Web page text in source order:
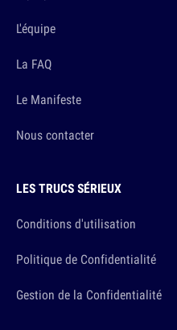
L'équipe
La FAQ
Le Manifeste
Nous contacter
LES TRUCS SÉRIEUX
Conditions d'utilisation
Politique de Confidentialité
Gestion de la Confidentialité